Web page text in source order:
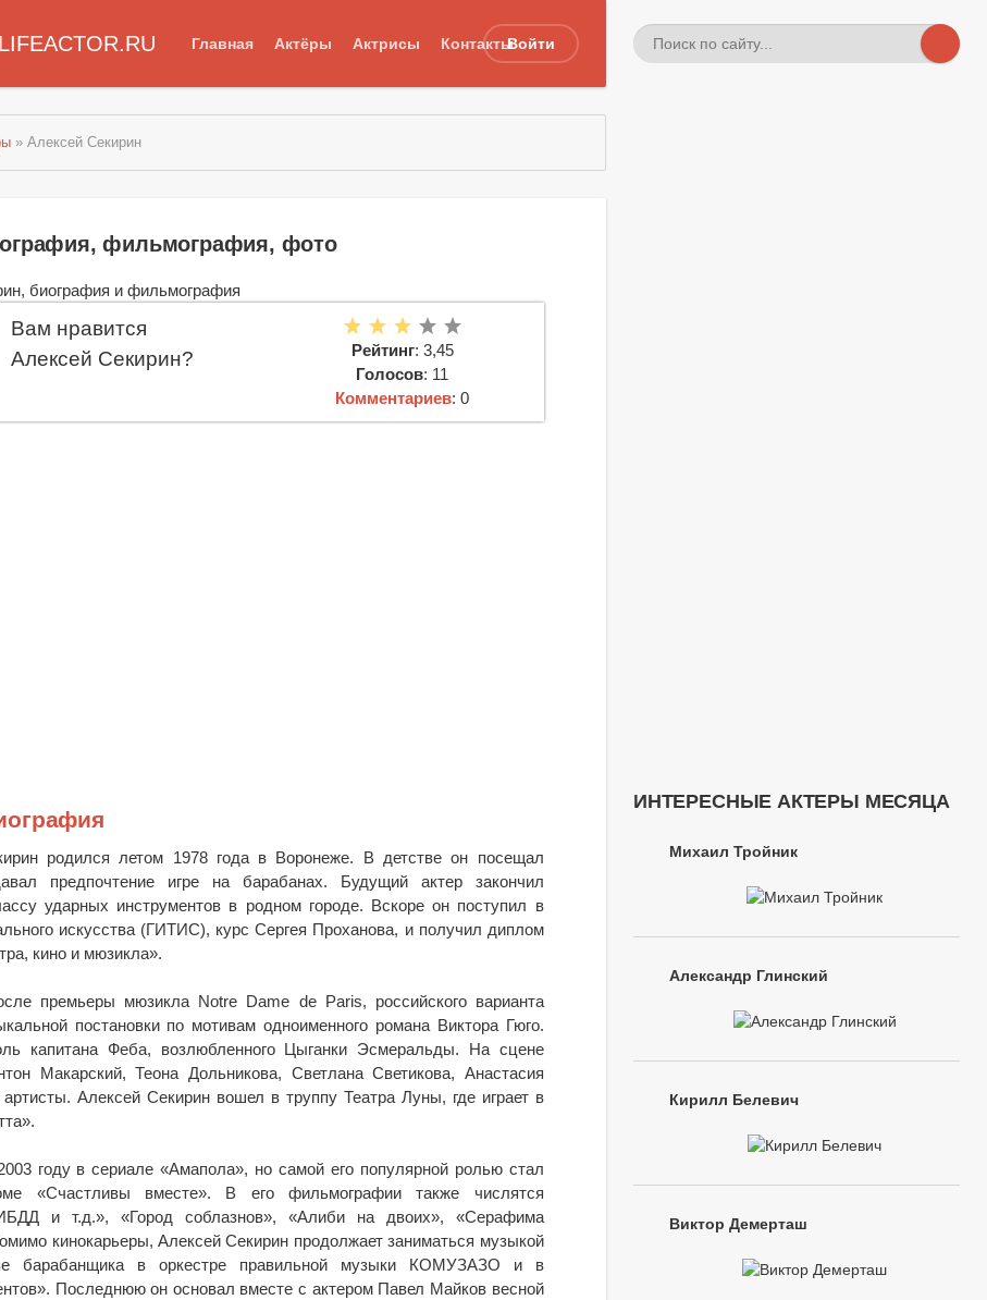
LIFEACTOR.RU Главная Актёры Актрисы КонтактыВойти
» Алексей Секирин
фильмография, фото
Вам нравится
Алексей Секирин?
Рейтинг: 3,45
Голосов: 11
Комментариев: 0
родился летом 1978 года в Воронеже. В детстве он посещал
предпочтение игре на барабанах. Будущий актер закончил
ударных инструментов в родном городе. Вскоре он поступил в
искусства (ГИТИС), курс Сергея Проханова, и получил диплом
кино и мюзикла».
премьеры мюзикла Notre Dame de Paris, российского варианта
постановки по мотивам одноименного романа Виктора Гюго.
капитана Феба, возлюбленного Цыганки Эсмеральды. На сцене
Макарский, Теона Дольникова, Светлана Светикова, Анастасия
Алексей Секирин вошел в труппу Театра Луны, где играет в
году в сериале «Амапола», но самой его популярной ролью стал
«Счастливы вместе». В его фильмографии также числятся
и т.д.», «Город соблазнов», «Алиби на двоих», «Серафима
кинокарьеры, Алексей Секирин продолжает заниматься музыкой
барабанщика в оркестре правильной музыки КОМУЗАЗО и в
Последнюю он основал вместе с актером Павел Майков весной
ИНТЕРЕСНЫЕ АКТЕРЫ МЕСЯЦА
Михаил Тройник
Александр Глинский
Кирилл Белевич
Виктор Демерташ